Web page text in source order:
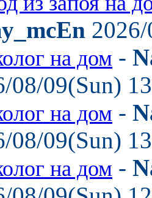
на дом -
08/09(Sun)
на дом -
08/09(Sun)
на дом -